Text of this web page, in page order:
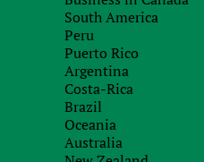
South America
Peru
Puerto Rico
Argentina
Costa-Rica
Brazil
Oceania
Australia
Proof and legal
Certificate of
Extract from